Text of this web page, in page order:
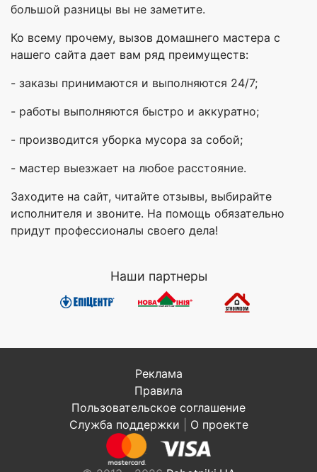
большой разницы вы не заметите.
Ко всему прочему, вызов домашнего мастера с
нашего сайта дает вам ряд преимуществ:
- заказы принимаются и выполняются 24/7;
- работы выполняются быстро и аккуратно;
- производится уборка мусора за собой;
- мастер выезжает на любое расстояние.
Заходите на сайт, читайте отзывы, выбирайте
исполнителя и звоните. На помощь обязательно
придут профессионалы своего дела!
Наши партнеры
Реклама
Правила
Пользовательское соглашение
Служба поддержки
О проекте